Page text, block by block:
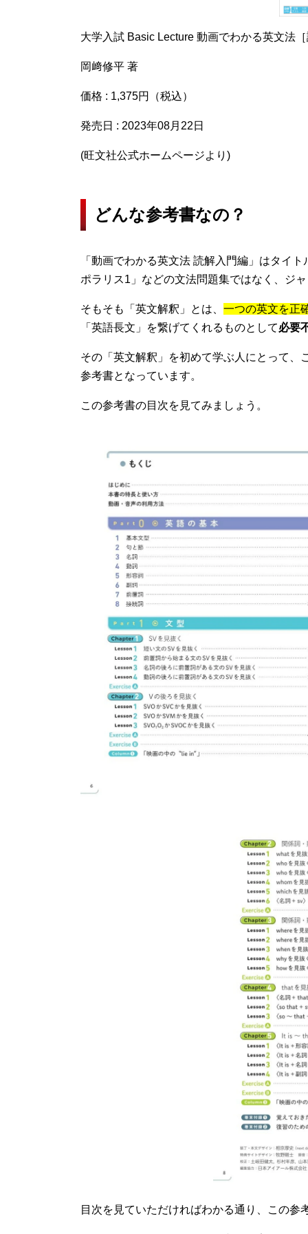
大学入試 Basic Lecture 動画でわかる英文法
岡﨑修平 著
価格 : 1,375円（税込）
発売日 : 2023年08月22日
(旺文社公式ホームページより)
どんな参考書なの？
「動画でわかる英文法 読解入門編」はタイ
ポラリス1」などの文法問題集ではなく、ジ
そもそも「英文解釈」とは、 一つの英文を正
「英語長文」を繋げてくれるものとして必要
その「英文解釈」を初めて学ぶ人にとって、
参考書となっています。
この参考書の目次を見てみましょう。
目次を見ていただければわかる通り、この参